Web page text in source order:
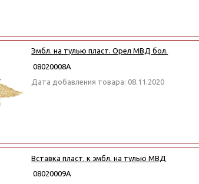
Эмбл. на тулью пласт. Орел МВД бол.
08020008А
Дата добавления товара: 08.11.2020
Вставка пласт. к эмбл. на тулью МВД
08020009А